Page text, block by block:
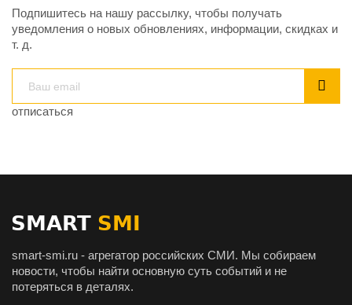
Подпишитесь на нашу рассылку, чтобы получать
уведомления о новых обновлениях, информации, скидках и
т. д.
отписаться
smart-smi.ru - агрегатор российских СМИ. Мы собираем
новости, чтобы найти основную суть событий и не
потеряться в деталях.